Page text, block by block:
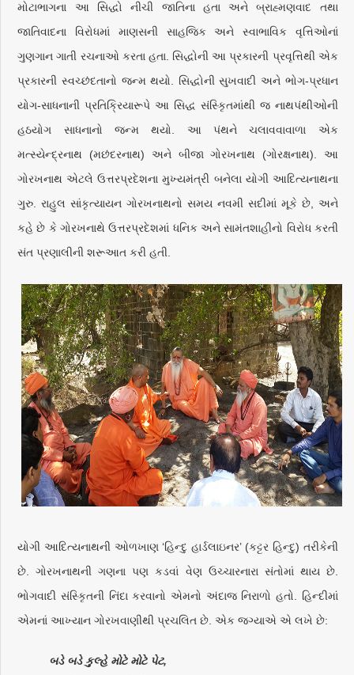
મોટાભાગના આ સિદ્ધો નીચી જાતિના હતા અને બ્રાહ્મણવાદ તથા
જાતિવાદના વિરોધમાં માણસની સાહજિક અને સ્વાભાવિક વૃત્તિઓનાં
ગુણગાન ગાતી રચનાઓ કરતા હતા. સિદ્ધોની આ પ્રકારની પ્રવૃત્તિથી એક
પ્રકારની સ્વચ્છંદતાનો જન્મ થયો. સિદ્ધોની સુખવાદી અને ભોગ-પ્રધાન
યોગ-સાધનાની પ્રતિક્રિયારૂપે આ સિદ્ધ સંસ્કૃિતમાંથી જ નાથપંથીઓની
હઠયોગ સાધનાનો જન્મ થયો. આ પંથને ચલાવવાવાળા એક
મત્સ્યેન્દ્રનાથ (મછંદરનાથ) અને બીજા ગોરખનાથ (ગોરક્ષનાથ). આ
ગોરખનાથ એટલે ઉત્તરપ્રદેશના મુખ્યમંત્રી બનેલા યોગી આદિત્યનાથના
ગુરુ. રાહુલ સાંકૃત્યાયન ગોરખનાથનો સમય નવમી સદીમાં મૂકે છે, અને
કહે છે કે ગોરખનાથે ઉત્તરપ્રદેશમાં ધનિક અને સામંતશાહીનો વિરોધ કરતી
સંત પ્રણાલીની શરૂઆત કરી હતી.
યોગી આદિત્યનાથની ઓળખાણ ‘હિન્દુ હાર્ડલાઇનર’ (કટ્ટર હિન્દુ) તરીકેની
છે. ગોરખનાથની ગણના પણ કડવાં વેણ ઉચ્ચારનારા સંતોમાં થાય છે.
ભોગવાદી સંસ્કૃિતની નિંદા કરવાનો એમનો અંદાજ નિરાળો હતો. હિન્દીમાં
એમનાં આખ્યાન ગોરખવાણીથી પ્રચલિત છે. એક જગ્યાએ એ લખે છે:
બડે બડે કુલ્હે મોટે મોટે પેટ,